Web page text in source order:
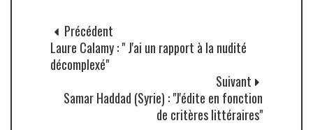
Précédent
Laure Calamy : " J'ai un rapport à la nudité
décomplexé"
Suivant
Samar Haddad (Syrie) : "J'édite en fonction
de critères littéraires"